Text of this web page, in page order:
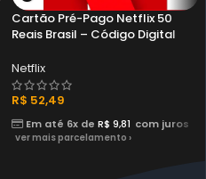
Cartão Pré-Pago Netflix 50
Reais Brasil – Código Digital
Netflix
R$ 52,49
Em até 6x de R$ 9,81 com juros
ver mais parcelamento ›